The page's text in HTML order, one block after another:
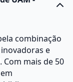
combinação
e
mais de 50